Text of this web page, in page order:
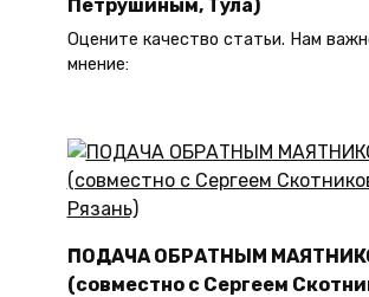
Петрушиным, Тула)
Оцените качество статьи. Нам
мнение:
ПОДАЧА ОБРАТНЫМ
(совместно с Сергеем